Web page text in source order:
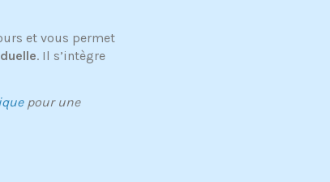
et vous permet
. Il s’intègre
pour une